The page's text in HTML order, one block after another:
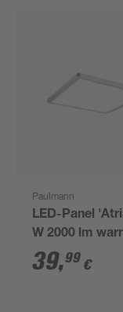
Paulmann
LED-Panel
W 2000 lm
29,3 x 2,8 x
39,99 €